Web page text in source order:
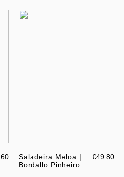
Saladeira Meloa |
Bordallo Pinheiro
€49.80